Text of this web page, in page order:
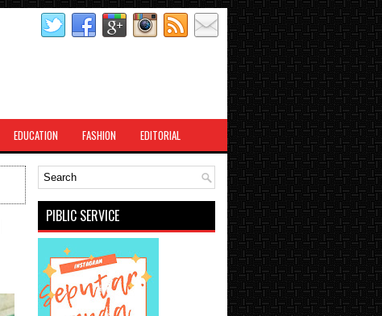
EDUCATION FASHION EDITORIAL
PIBLIC SERVICE